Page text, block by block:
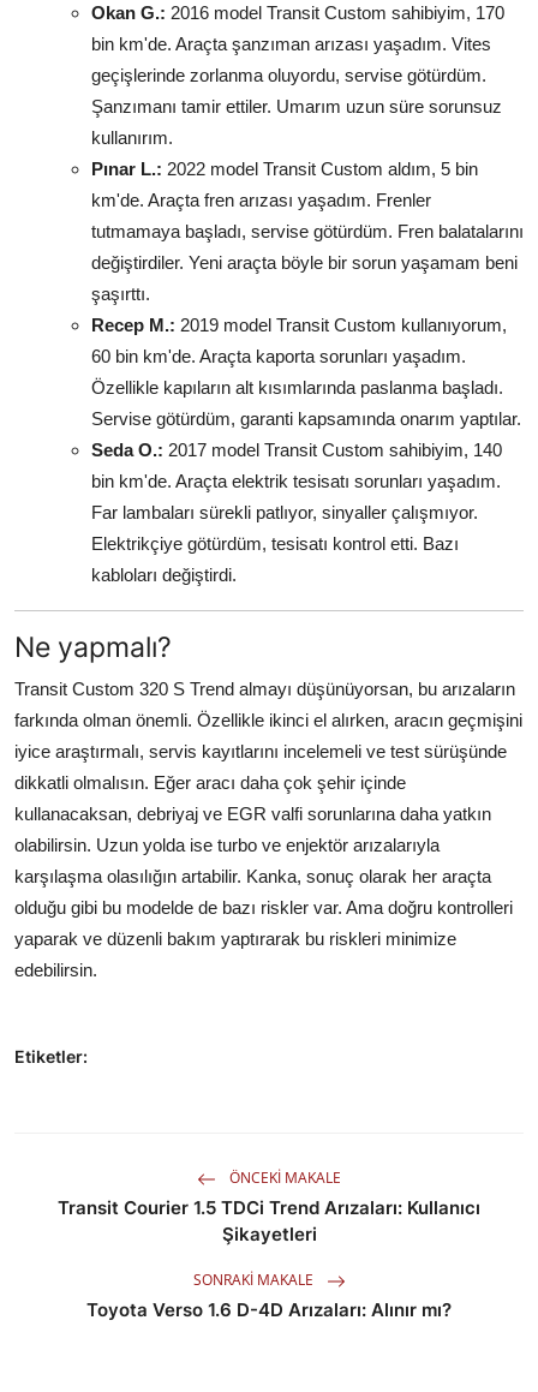
Okan G.: 2016 model Transit Custom sahibiyim, 170
bin km'de. Araçta şanzıman arızası yaşadım. Vites
geçişlerinde zorlanma oluyordu, servise götürdüm.
Şanzımanı tamir ettiler. Umarım uzun süre sorunsuz
kullanırım.
Pınar L.: 2022 model Transit Custom aldım, 5 bin
km'de. Araçta fren arızası yaşadım. Frenler
tutmamaya başladı, servise götürdüm. Fren balatalarını
değiştirdiler. Yeni araçta böyle bir sorun yaşamam beni
şaşırttı.
Recep M.: 2019 model Transit Custom kullanıyorum,
60 bin km'de. Araçta kaporta sorunları yaşadım.
Özellikle kapıların alt kısımlarında paslanma başladı.
Servise götürdüm, garanti kapsamında onarım yaptılar.
Seda O.: 2017 model Transit Custom sahibiyim, 140
bin km'de. Araçta elektrik tesisatı sorunları yaşadım.
Far lambaları sürekli patlıyor, sinyaller çalışmıyor.
Elektrikçiye götürdüm, tesisatı kontrol etti. Bazı
kabloları değiştirdi.
Ne yapmalı?
Transit Custom 320 S Trend almayı düşünüyorsan, bu arızaların
farkında olman önemli. Özellikle ikinci el alırken, aracın geçmişini
iyice araştırmalı, servis kayıtlarını incelemeli ve test sürüşünde
dikkatli olmalısın. Eğer aracı daha çok şehir içinde
kullanacaksan, debriyaj ve EGR valfi sorunlarına daha yatkın
olabilirsin. Uzun yolda ise turbo ve enjektör arızalarıyla
karşılaşma olasılığın artabilir. Kanka, sonuç olarak her araçta
olduğu gibi bu modelde de bazı riskler var. Ama doğru kontrolleri
yaparak ve düzenli bakım yaptırarak bu riskleri minimize
edebilirsin.
Etiketler:
ÖNCEKI MAKALE
Transit Courier 1.5 TDCi Trend Arızaları: Kullanıcı
Şikayetleri
SONRAKI MAKALE
Toyota Verso 1.6 D-4D Arızaları: Alınır mı?